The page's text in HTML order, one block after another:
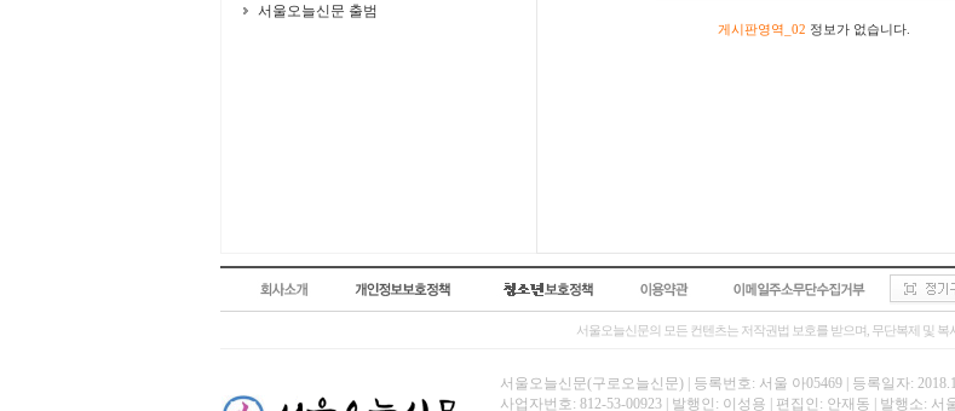
서울오늘신문 출범
게시판영역_02 정보가 없습니다.
서울오늘신문의 모든 컨텐츠는 저작권법 보호를 받으며, 무단복제 및 복
서울오늘신문(구로오늘신문) | 등록번호: 서울 아05469 | 등록일자:
사업자번호: 812-53-00923 | 발행인: 이성용 | 편집인: 안재동 | 발행소: